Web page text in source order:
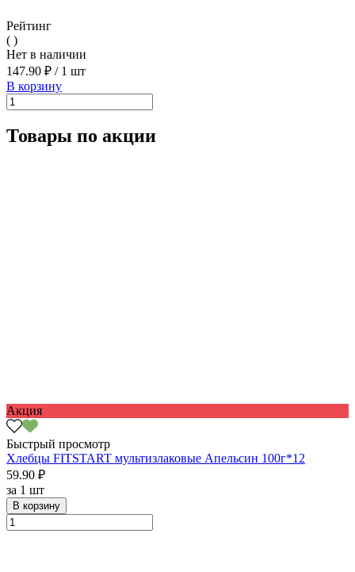
Рейтинг
( )
Нет в наличии
147.90 ₽ /1 шт
В корзину
Товары по акции
Акция
Быстрый просмотр
Хлебцы FITSTART мультизлаковые Апельсин 100г*12
59.90 ₽
за 1 шт
В корзину